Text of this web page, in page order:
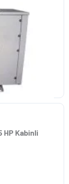
HP Kabinli